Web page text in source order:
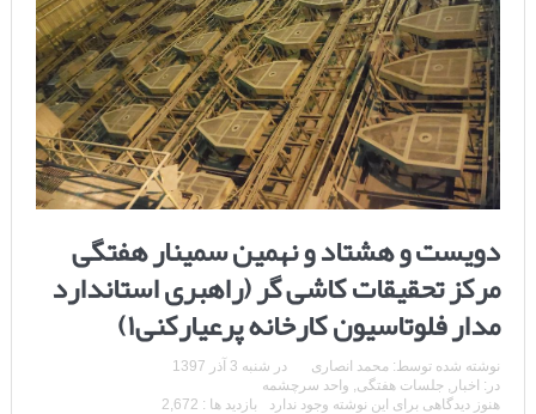
دویست و هشتاد و نهمین سمینار هفتگی
مرکز تحقیقات کاشی گر (راهبری استاندارد
مدار فلوتاسیون کارخانه پرعیارکنی۱)
نوشته شده توسط: محمد انصاری در شنبه 3 آذر 1397
در: اخبار , جلسات هفتگی, واحد سرچشمه
هنوز دیدگاهی برای این نوشته وجود ندارد
بازدید ها : 2,672